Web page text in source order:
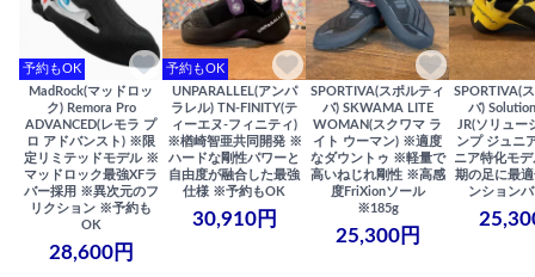
予約もOK
MadRock(マッドロッ
ク) Remora Pro
ADVANCED(レモラ プ
ロ アドバンスト) ※限
定リミテッドモデル ※
マッドロック最強XFラ
バー採用 ※異次元のフ
リクション ※予約も
OK
28,600円
予約もOK
UNPARALLEL(アンパ
ラレル) TN-FINITY(テ
ィーエヌ-フィニティ)
※楢崎智亜共同開発 ※
ハードな剛性パワーと
自由度が融合した最強
仕様 ※予約もOK
30,910円
SPORTIVA(スポルティ
バ) SKWAMA LITE
WOMAN(スクワマ ラ
イト ウーマン) ※適度
なダウントゥ ※軽量で
高いねじれ剛性 ※高感
度FriXionソール
※185g
25,300円
SPORTIVA(
バ)
JR(ソリュー
ンプ ジュニ
ニア特化モ
期の足に最
ンション